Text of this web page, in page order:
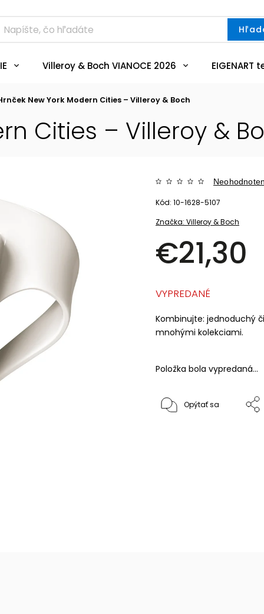
Villeroy & Boch VIANOCE 2026 EIGENART
New York Modern Cities – Villeroy & Boch
Cities – Villeroy &
Značka:Villeroy & Boch
€21,30
Kód: 10-1628-5107
Kombinujte: jednoduchý
mnohými kolekciami.
Položka bola vypredaná…
VYPREDANÉ
Opýtať sa